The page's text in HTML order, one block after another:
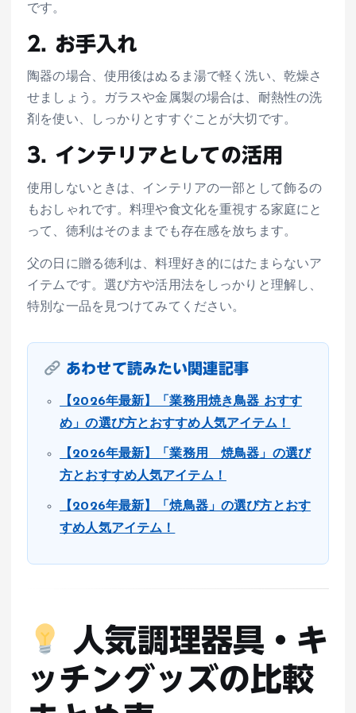
です。
2. お手入れ
陶器の場合、使用後はぬるま湯で軽く洗い、乾燥さ
せましょう。ガラスや金属製の場合は、耐熱性の洗
剤を使い、しっかりとすすぐことが大切です。
3. インテリアとしての活用
使用しないときは、インテリアの一部として飾るの
もおしゃれです。料理や食文化を重視する家庭にと
って、徳利はそのままでも存在感を放ちます。
父の日に贈る徳利は、料理好き的にはたまらないア
イテムです。選び方や活用法をしっかりと理解し、
特別な一品を見つけてみてください。
あわせて読みたい関連記事
【2026年最新】「業務用焼き鳥器 おすす
め」の選び方とおすすめ人気アイテム！
【2026年最新】「業務用 焼鳥器」の選び
方とおすすめ人気アイテム！
【2026年最新】「焼鳥器」の選び方とおす
すめ人気アイテム！
人気調理器具・キ
ッチングッズの比較